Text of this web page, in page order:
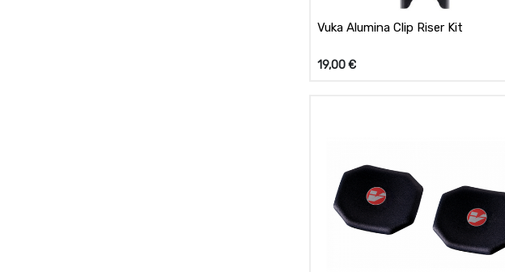
Vuka Alumina Clip Riser Kit
19,00€